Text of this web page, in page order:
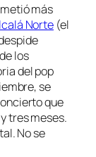
más
Norte (el
los
del pop
se
que
tres meses.
No se